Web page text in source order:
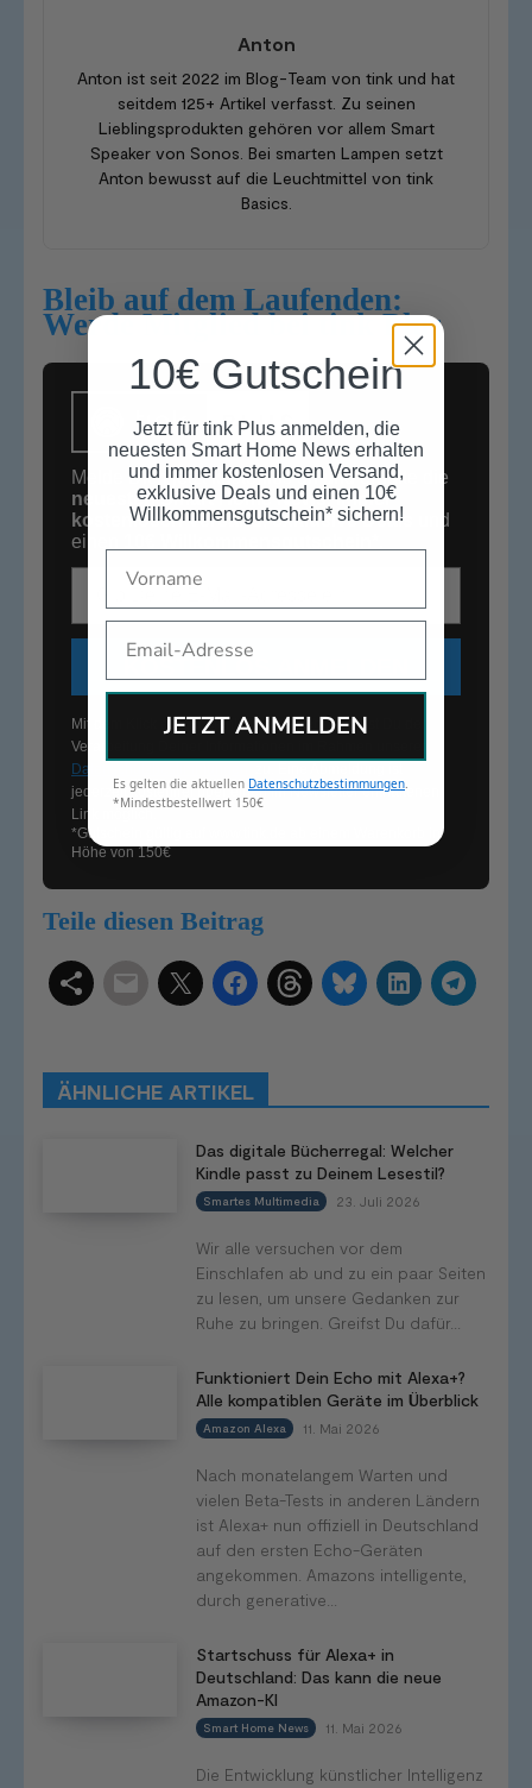
Anton
Anton ist seit 2022 im Blog-Team von tink und hat
seitdem 125+ Artikel verfasst. Zu seinen
Lieblingsprodukten gehören vor allem Smart
Speaker von Sonos. Bei smarten Lampen setzt
Anton bewusst auf die Leuchtmittel von tink
Basics.
Bleib auf dem Laufenden:
Werde Mitglied bei tink Plus
Melde Dich jetzt kostenlos an und erhalte die
neuesten Smart Home News,immer
kostenlosen Versand,exklusive Deals
und
einen
E-Mail-Adresse
Mit dem Klick auf „Kostenlos anmelden“ stimmst Du der
Verarbeitung Deiner Informationen im Rahmen unserer
Datenschutzbestimmungen
jederzeit kostenfrei über einen im Newsletter enthaltenen
Link möglich.
*Gutschein gültig auf
Höhe von 150€
Teile diesen Beitrag
ÄHNLICHE ARTIKEL
Das digitale Bücherregal: Welcher
Kindle passt zu Deinem Lesestil?
Smartes Multimedia 23. Juli 2026
Wir alle versuchen vor dem
Einschlafen ab und zu ein paar Seiten
zu lesen, um unsere Gedanken zur
Ruhe zu bringen. Greifst Du dafür...
Funktioniert Dein Echo mit Alexa+?
Alle kompatiblen Geräte im Überblick
Amazon Alexa 11. Mai 2026
Nach monatelangem Warten und
vielen Beta-Tests in anderen Ländern
ist Alexa+ nun offiziell in Deutschland
auf den ersten Echo-Geräten
angekommen. Amazons intelligente,
durch generative...
Startschuss für Alexa+ in
Deutschland: Das kann die neue
Amazon-KI
Smart Home News 11. Mai 2026
Die Entwicklung künstlicher Intelligenz
10€ Gutschein
Jetzt für tink Plus anmelden, die
neuesten Smart Home News erhalten
und immer kostenlosen Versand,
exklusive Deals und einen 10€
Willkommensgutschein* sichern!
JETZT ANMELDEN
Es gelten die aktuellen Datenschutzbestimmungen
*Mindestbestellwert 150€